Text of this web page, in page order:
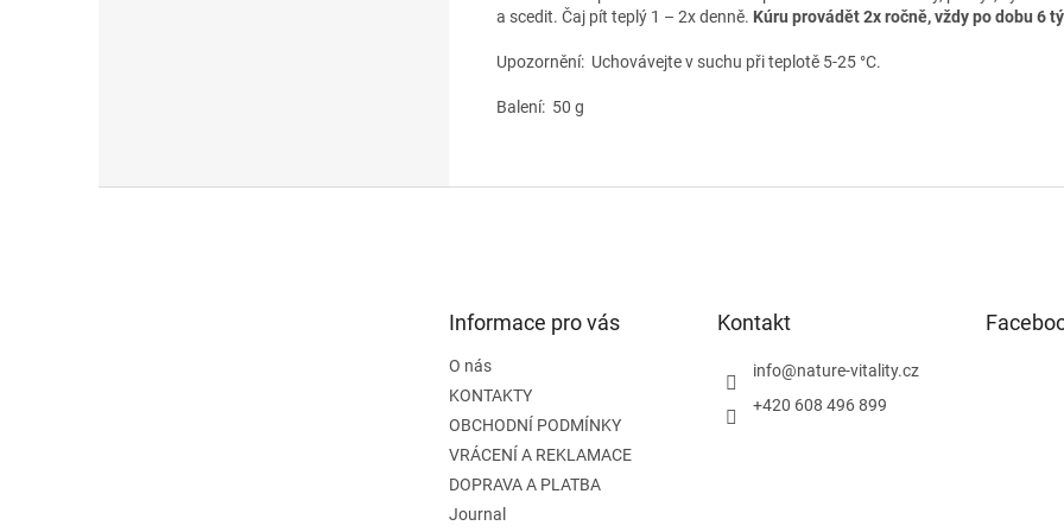
a scedit. Čaj pít teplý 1 – 2x denně. Kúru provádět 2x ročně, vždy po dobu 6
Upozornění: Uchovávejte v suchu při teplotě 5-25 °C.
Balení: 50 g
Informace pro vás
O nás
KONTAKTY
OBCHODNÍ PODMÍNKY
VRÁCENÍ A REKLAMACE
DOPRAVA A PLATBA
Journal
Kontakt
info@nature-vitality.cz
+420 608 496 899